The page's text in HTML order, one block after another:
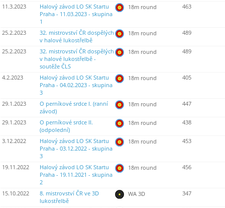
11.3.2023
Halový závod LO SK Startu
Praha - 11.03.2023 - skupina
1
18m round 463
25.2.2023
32. mistrovství ČR dospělých
v halové lukostřelbě
18m round 489
25.2.2023
32. mistrovství ČR dospělých
v halové lukostřelbě -
soutěže ČLS
18m round 489
4.2.2023
Halový závod LO SK Startu
Praha - 04.02.2023 - skupina
3
18m round 405
29.1.2023
O perníkové srdce I. (ranní
závod)
18m round 447
29.1.2023
O perníkové srdce II.
(odpolední)
18m round 438
3.12.2022
Halový závod LO SK Startu
Praha - 03.12.2022 - skupina
3
18m round 453
19.11.2022
Halový závod LO SK Startu
Praha - 19.11.2021 - skupina
2
18m round 456
15.10.2022
8. mistrovství ČR ve 3D
lukostřelbě
WA 3D 347